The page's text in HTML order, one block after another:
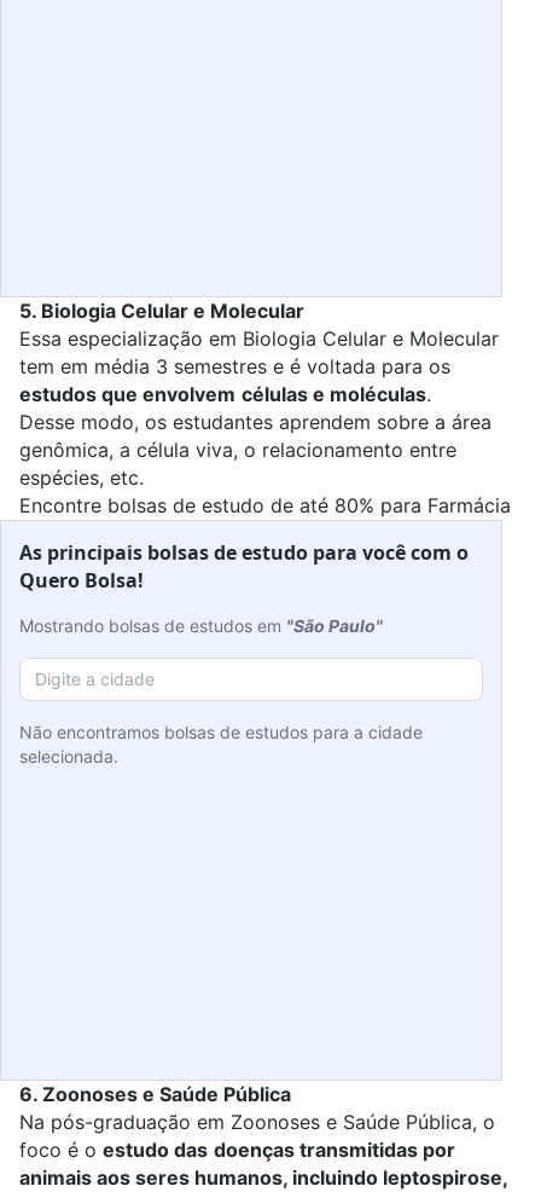
5. Biologia Celular e Molecular
Essa especialização em Biologia Celular e Molecular
tem em média 3 semestres e é voltada para os
estudos que envolvem células e moléculas.
Desse modo, os estudantes aprendem sobre a área
genômica, a célula viva, o relacionamento entre
espécies, etc.
Encontre bolsas de estudo de até 80% para Farmácia
As principais bolsas de estudo para você com o
Quero Bolsa!
Mostrando bolsas de estudos em "São Paulo"
Não encontramos bolsas de estudos para a cidade
selecionada.
6. Zoonoses e Saúde Pública
Na pós-graduação em Zoonoses e Saúde Pública, o
foco é o estudo das doenças transmitidas por
animais aos seres humanos, incluindo leptospirose,